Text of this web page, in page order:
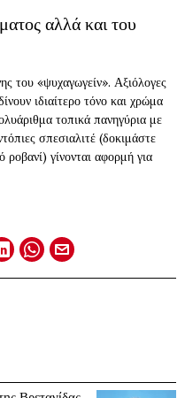
αλλά και του
του «ψυχαγωγείν». Αξιόλογες
ιδιαίτερο τόνο και χρώμα
τοπικά πανηγύρια με
σπεσιαλιτέ (δοκιμάστε
γίνονται αφορμή για